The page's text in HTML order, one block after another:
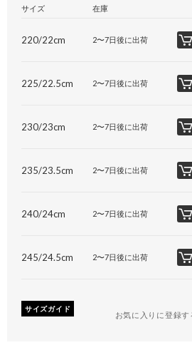
サイズ 在庫
220/22cm 2〜7日後に出荷
225/22.5cm 2〜7日後に出荷
230/23cm 2〜7日後に出荷
235/23.5cm 2〜7日後に出荷
240/24cm 2〜7日後に出荷
245/24.5cm 2〜7日後に出荷
サイズガイド
お気に入りに登録す